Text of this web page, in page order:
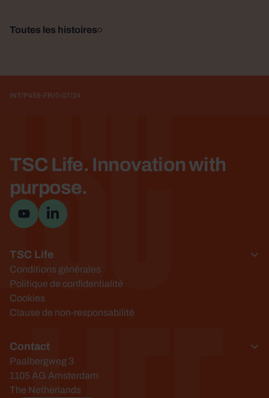
Toutes les histoires
INT/P459-FR/0-07/24
TSC Life. Innovation with
purpose.
Visitez la cha&icirc;ne YouTube
Visiter la page LinkedIn
TSC Life
Conditions générales
Politique de confidentialité
Cookies
Clause de non-responsabilité
Contact
Paalbergweg 3
1105 AG Amsterdam
The Netherlands